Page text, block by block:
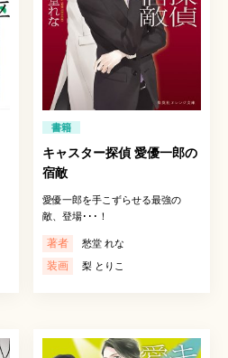
書籍
キャスター探偵 愛優一郎の
宿敵
愛優一郎を手こずらせる最強の
敵、登場･･･！
著者 愁堂 れな
装画 梨 とりこ